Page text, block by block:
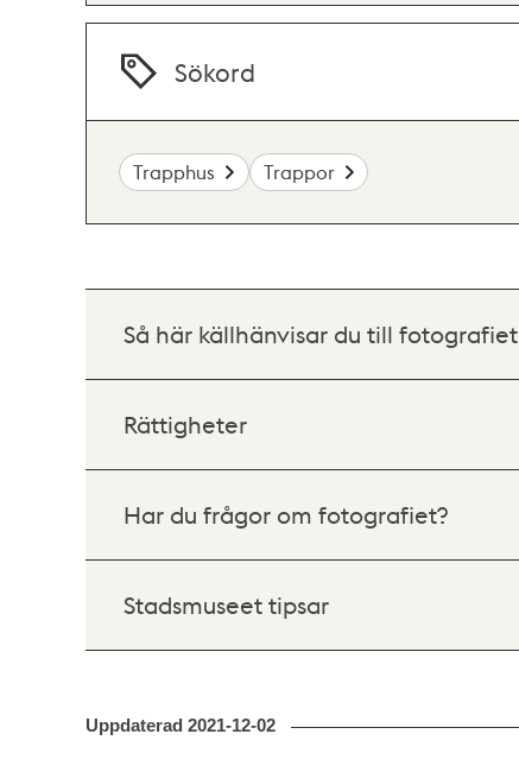
Sökord
Trapphus Trappor
Så här källhänvisar du till fotografiet
Rättigheter
Har du frågor om fotografiet?
Stadsmuseet tipsar
Uppdaterad 2021-12-02